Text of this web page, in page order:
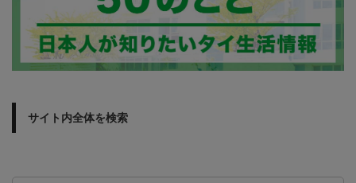
サイト内全体を検索